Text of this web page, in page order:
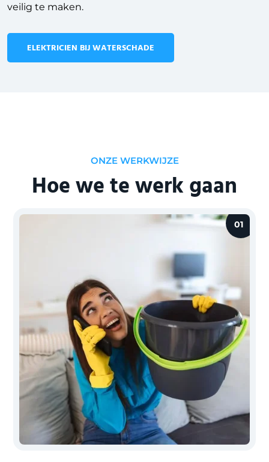
veilig te maken.
ELEKTRICIEN BIJ WATERSCHADE
ONZE WERKWIJZE
Hoe we te werk gaan
01